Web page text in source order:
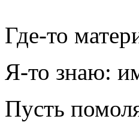
Где-то
Я-то знаю:
Пусть